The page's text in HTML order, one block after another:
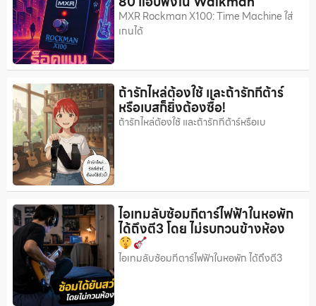
MXR Rockman X100: Time Machine ใส่
เกนได้
ถ้ารักไหล่ต้องใช้ และถ้ารักกีต้าร์
หรือเบสก็ยิ่งต้องซื้อ!
ถ้ารักไหล่ต้องใช้ และถ้ารักกีต้าร์หรือเบ
ไอเทมลับซ้อมกีตาร์ไฟฟ้าในหอพัก
ได้ถึงตี3 โดย ไม่รบกวนข้างห้อง
ไอเทมลับซ้อมกีตาร์ไฟฟ้าในหอพัก ได้ถึงตี3